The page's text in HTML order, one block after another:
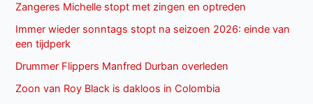
Zangeres Michelle stopt met zingen en optreden
Immer wieder sonntags stopt na seizoen 2026: einde van
een tijdperk
Drummer Flippers Manfred Durban overleden
Zoon van Roy Black is dakloos in Colombia